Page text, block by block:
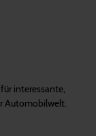
interessante,
Automobilwelt.